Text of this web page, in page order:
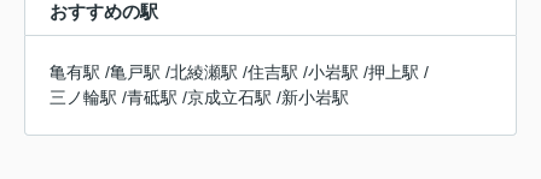
おすすめの駅
亀有駅 /亀戸駅 /北綾瀬駅 /住吉駅 /小岩駅 /押上駅 /
三ノ輪駅 /青砥駅 /京成立石駅 /新小岩駅